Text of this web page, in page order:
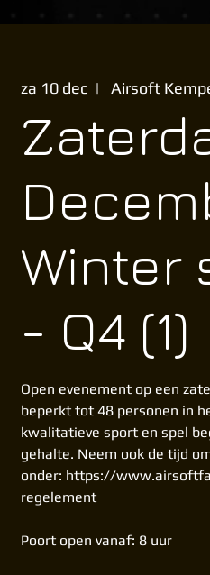
za 10 dec
  |
Airsoft
Winter
- Q4 (1)
Open evenement op een
beperkt tot 48 personen in
kwalitatieve sport en spel
gehalte. Neem ook de tijd
onder: https://
regelement
Poort open vanaf: 8 uur